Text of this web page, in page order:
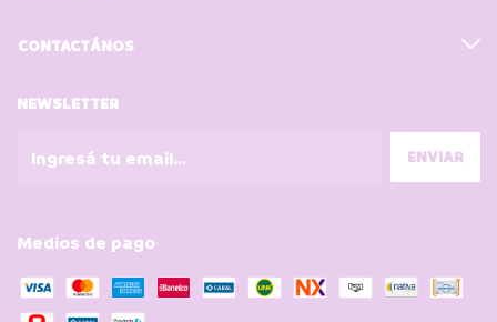
CONTACTÁNOS
NEWSLETTER
Medios de pago